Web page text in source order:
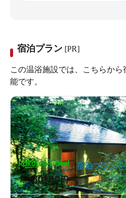
宿泊プラン [PR]
この温浴施設では、こちらか
能です。
1泊30100円～
宿泊プラン